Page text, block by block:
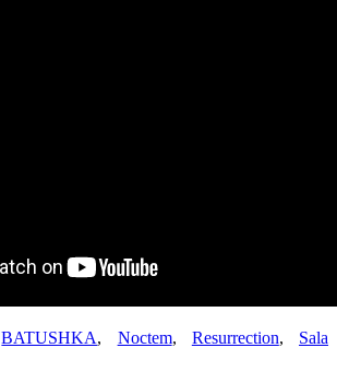
BATUSHKA, Noctem, Resurrection, Sala